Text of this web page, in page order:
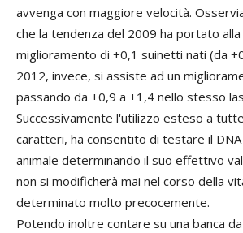
avvenga con maggiore velocità.
che la tendenza del 2009 ha portato alla
miglioramento di +0,1 suinetti nati (da
2012, invece, si assiste ad un
passando da +0,9 a +1,4 nello stesso
Successivamente l'utilizzo esteso a
caratteri, ha consentito di testare il
animale determinando il suo effettivo
non si modificherà mai nel corso della
determinato molto precocemente.
Potendo inoltre contare su una banca